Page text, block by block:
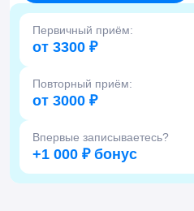
Первичный приём:
от 3300 ₽
Повторный приём:
от 3000 ₽
Впервые записываетесь?
+1 000 ₽ бонус